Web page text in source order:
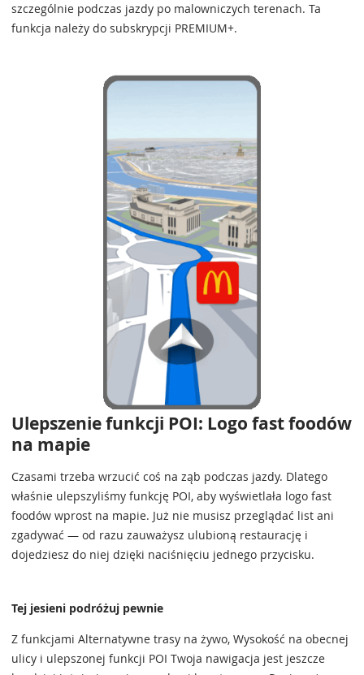
szczególnie podczas jazdy po malowniczych terenach. Ta
funkcja należy do subskrypcji PREMIUM+.
Ulepszenie funkcji POI: Logo fast foodów
na mapie
Czasami trzeba wrzucić coś na ząb podczas jazdy. Dlatego
właśnie ulepszyliśmy funkcję POI, aby wyświetlała logo fast
foodów wprost na mapie. Już nie musisz przeglądać list ani
zgadywać — od razu zauważysz ulubioną restaurację i
dojedziesz do niej dzięki naciśnięciu jednego przycisku.
Tej jesieni podróżuj pewnie
Z funkcjami Alternatywne trasy na żywo, Wysokość na obecnej
ulicy i ulepszonej funkcji POI Twoja nawigacja jest jeszcze